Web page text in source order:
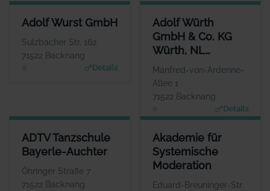
Adolf Wurst GmbH
Sulzbacher Str. 162
71522 Backnang
Details
ADOLF WURST GMBH
Herr Mario Bay
www.badforumbacknan
g.de
Adolf Würth
GmbH & Co. KG
Würth, NL
Backnang
Manfred-von-Ardenne-
Allee 1
71522 Backnang
Details
ADOLF WÜRTH GMBH & CO.
ADTV Tanzschule
Bayerle-Auchter
Öhringer Straße 7
71522 Backnang
ADTV TANZSCHULE BAYERLE-AUCHTER
Herr Raphael Auchter
WEBSITE
www.tanzschule-backnang.de
Akademie für
Systemische
Moderation
Eduard-Breuninger-Str.
AKADEMIE FÜR SYSTEMISCHE